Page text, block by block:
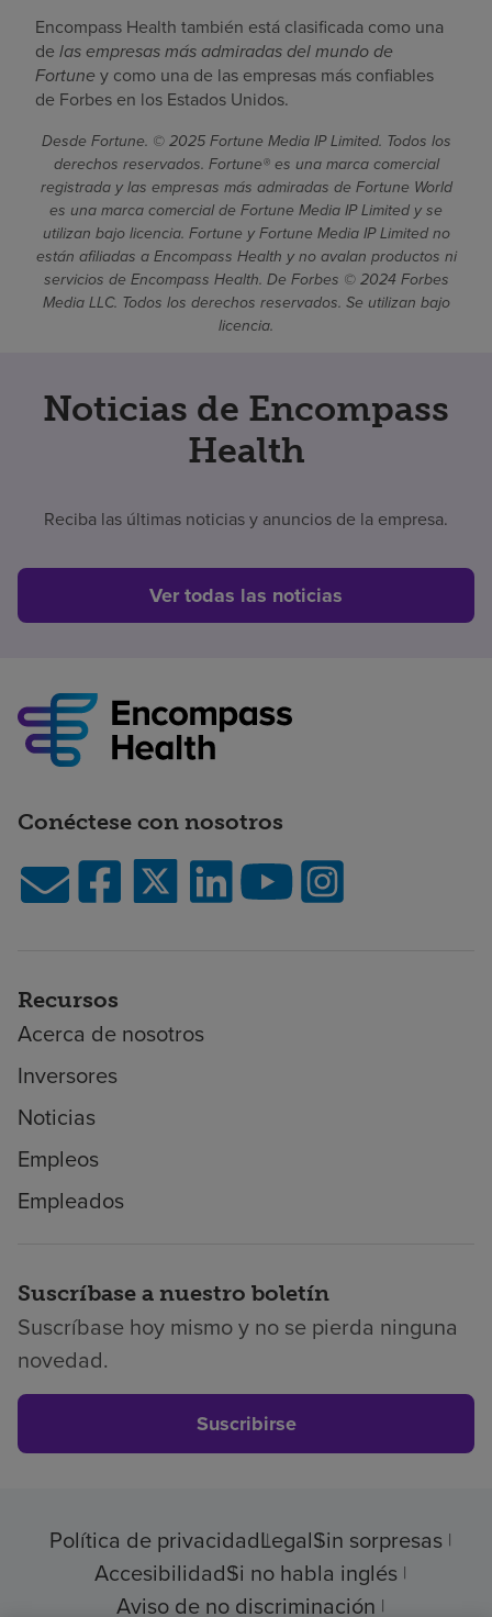
Encompass Health también está clasificada como una
de las empresas más admiradas del mundo de
Fortune y como una de las empresas más confiables
de Forbes en los Estados Unidos.
Desde Fortune. © 2025 Fortune Media IP Limited. Todos los
derechos reservados. Fortune® es una marca comercial
registrada y las empresas más admiradas de Fortune World
es una marca comercial de Fortune Media IP Limited y se
utilizan bajo licencia. Fortune y Fortune Media IP Limited no
están afiliadas a Encompass Health y no avalan productos ni
servicios de Encompass Health. De Forbes © 2024 Forbes
Media LLC. Todos los derechos reservados. Se utilizan bajo
licencia.
Noticias de Encompass
Health
Reciba las últimas noticias y anuncios de la empresa.
Ver todas las noticias
Conéctese con nosotros
Recursos
Acerca de nosotros
Inversores
Noticias
Empleos
Empleados
Suscríbase a nuestro boletín
Suscríbase hoy mismo y no se pierda ninguna
novedad.
Suscribirse
Política de privacidadLegalSin sorpresas
AccesibilidadSi no habla inglés
Aviso de no discriminación